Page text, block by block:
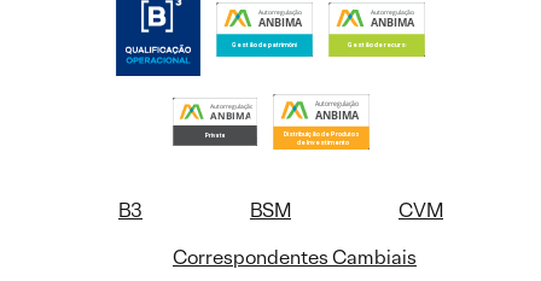
B3 BSM
CVM
Correspondentes Cambiais